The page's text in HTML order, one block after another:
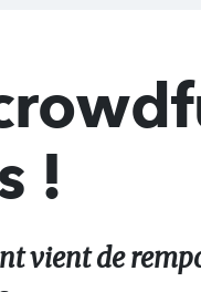
!
vient de